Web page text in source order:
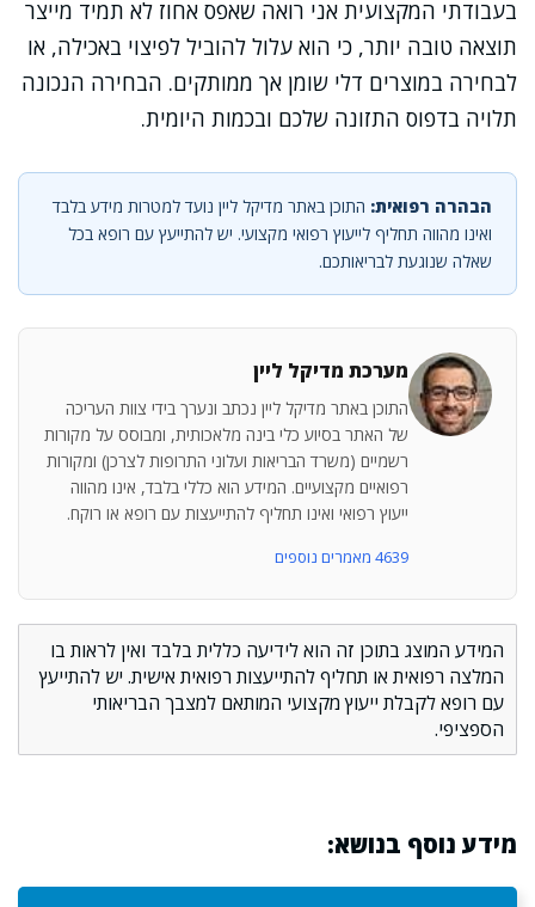
בעבודתי המקצועית אני רואה שאפס אחוז לא תמיד מייצר
תוצאה טובה יותר, כי הוא עלול להוביל לפיצוי באכילה, או
לבחירה במוצרים דלי שומן אך ממותקים. הבחירה הנכונה
תלויה בדפוס התזונה שלכם ובכמות היומית.
הבהרה רפואית: התוכן באתר מדיקל ליין נועד למטרות מידע בלבד
ואינו מהווה תחליף לייעוץ רפואי מקצועי. יש להתייעץ עם רופא בכל
שאלה שנוגעת לבריאותכם.
מערכת מדיקל ליין
התוכן באתר מדיקל ליין נכתב ונערך בידי צוות העריכה
של האתר בסיוע כלי בינה מלאכותית, ומבוסס על מקורות
רשמיים (משרד הבריאות ועלוני התרופות לצרכן) ומקורות
רפואיים מקצועיים. המידע הוא כללי בלבד, אינו מהווה
ייעוץ רפואי ואינו תחליף להתייעצות עם רופא או רוקח.
4639 מאמרים נוספים
המידע המוצג בתוכן זה הוא לידיעה כללית בלבד ואין לראות בו
המלצה רפואית או תחליף להתייעצות רפואית אישית. יש להתייעץ
עם רופא לקבלת ייעוץ מקצועי המותאם למצבך הבריאותי
הספציפי.
מידע נוסף בנושא: